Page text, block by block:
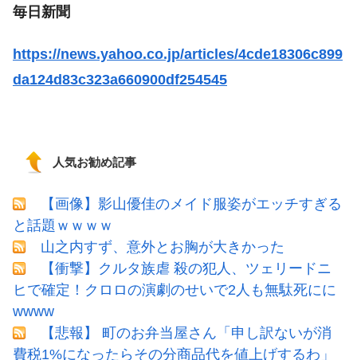
毎日新聞
https://news.yahoo.co.jp/articles/4cde18306c899
da124d83c323a660900df254545
人気お勧め記事
【画像】影山優佳のメイド服姿がエッチすぎる
と話題ｗｗｗｗ
山之内すず、意外とお胸が大きかった
【衝撃】クルタ族虐 殺の犯人、ツェリードニ
ヒで確定！クロロの演劇のせいで2人も無駄死にに
wwww
【悲報】 町のお弁当屋さん「申し訳ないが消
費税1%になったらその分商品代を値上げするわ」